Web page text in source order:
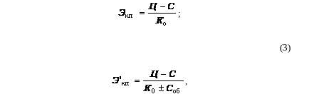
;
(3)
,